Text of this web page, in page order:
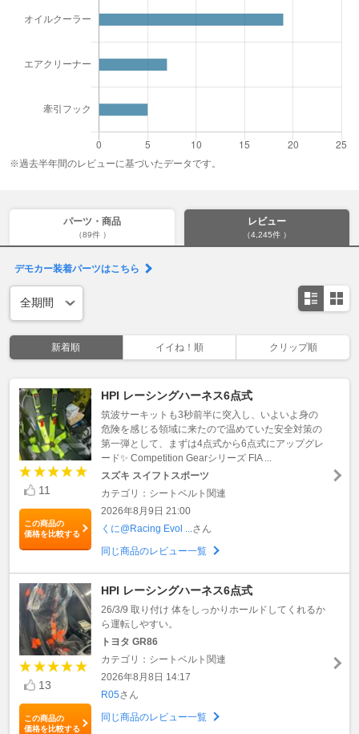
※過去半年間のレビューに基づいたデータです。
パーツ・商品
（89件 ）
レビュー
（4,245件 ）
デモカー装着パーツはこちら
新着順 イイね！順 クリップ順
11
この商品の
価格を比較する
HPI レーシングハーネス6点式
筑波サーキットも3秒前半に突入し、いよいよ身の
危険を感じる領域に来たので温めていた安全対策の
第一弾として、まずは4点式から6点式にアップグレ
ード✨ Competition Gearシリーズ FIA ...
スズキ スイフトスポーツ
カテゴリ：シートベルト関連
2026年8月9日 21:00
くに@Racing Evol ... さん
同じ商品のレビュー一覧
13
この商品の
価格を比較する
HPI レーシングハーネス6点式
26/3/9 取り付け 体をしっかりホールドしてくれるか
ら運転しやすい。
トヨタ GR86
カテゴリ：シートベルト関連
2026年8月8日 14:17
R05さん
同じ商品のレビュー一覧